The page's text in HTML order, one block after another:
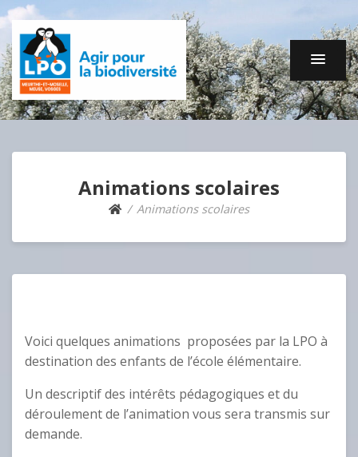
Animations scolaires
Animations scolaires
Voici quelques animations proposées par la LPO à
destination des enfants de l’école élémentaire.
Un descriptif des intérêts pédagogiques et du
déroulement de l’animation vous sera transmis sur
demande.